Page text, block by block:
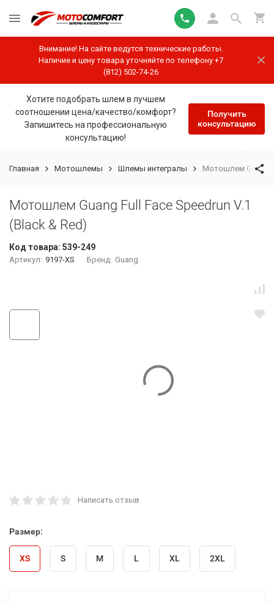
Внимание! На сайте ведутся технические работы.
Наличие и цену товара уточняйте по телефону +7
(812) 502-74-26
Хотите подобрать шлем в лучшем
соотношении цена/качество/комфорт?
Запишитесь на профессиональную
консультацию!
Получить
консультацию
Главная Мотошлемы Шлемы интегралы Мотошлем Guang
Мотошлем Guang Full Face Speedrun V.1
(Black & Red)
Код товара: 539-249
Артикул: 9197-XS Бренд: Guang
Написать отзыв
Размер:
XS S M L XL 2XL